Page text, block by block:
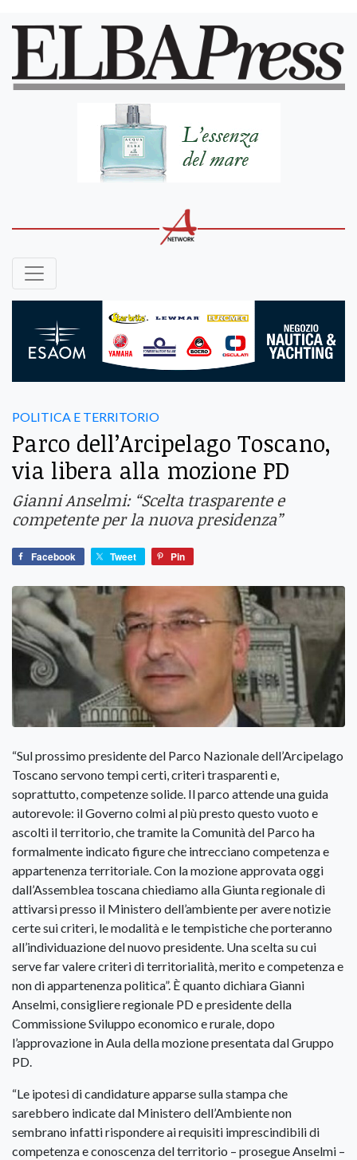
POLITICA E TERRITORIO
Parco dell’Arcipelago Toscano,
via libera alla mozione PD
Gianni Anselmi: “Scelta trasparente e
competente per la nuova presidenza”
Facebook Tweet Pin
“Sul prossimo presidente del Parco Nazionale dell’Arcipelago
Toscano servono tempi certi, criteri trasparenti e,
soprattutto, competenze solide. Il parco attende una guida
autorevole: il Governo colmi al più presto questo vuoto e
ascolti il territorio, che tramite la Comunità del Parco ha
formalmente indicato figure che intrecciano competenza e
appartenenza territoriale. Con la mozione approvata oggi
dall’Assemblea toscana chiediamo alla Giunta regionale di
attivarsi presso il Ministero dell’ambiente per avere notizie
certe sui criteri, le modalità e le tempistiche che porteranno
all’individuazione del nuovo presidente. Una scelta su cui
serve far valere criteri di territorialità, merito e competenza e
non di appartenenza politica”. È quanto dichiara Gianni
Anselmi, consigliere regionale PD e presidente della
Commissione Sviluppo economico e rurale, dopo
l’approvazione in Aula della mozione presentata dal Gruppo
PD.
“Le ipotesi di candidature apparse sulla stampa che
sarebbero indicate dal Ministero dell’Ambiente non
sembrano infatti rispondere ai requisiti imprescindibili di
competenza e conoscenza del territorio – prosegue Anselmi –